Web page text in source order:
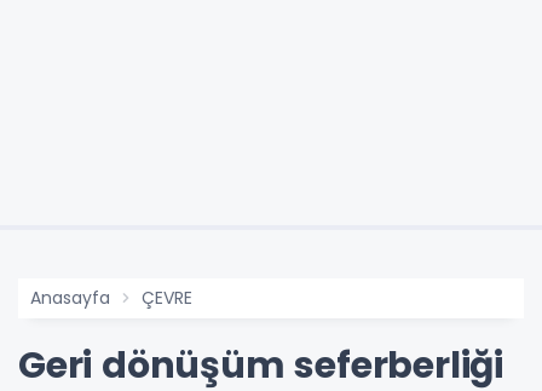
Anasayfa ÇEVRE
Geri dönüşüm seferberliği